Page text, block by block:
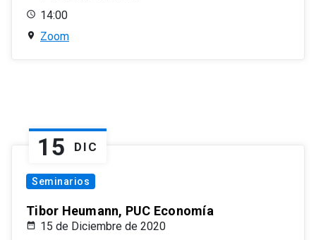
14:00
Zoom
15 DIC
Seminarios
Tibor Heumann, PUC Economía
15 de Diciembre de 2020